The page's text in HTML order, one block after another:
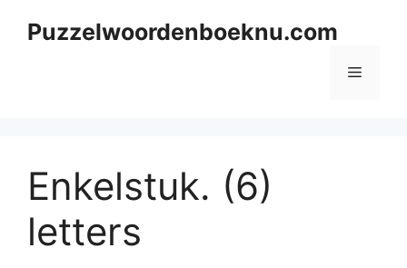
Puzzelwoordenboeknu.com
Menu
Enkelstuk. (6)
letters